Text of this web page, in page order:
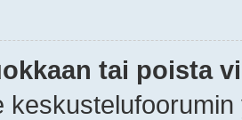
tai poista